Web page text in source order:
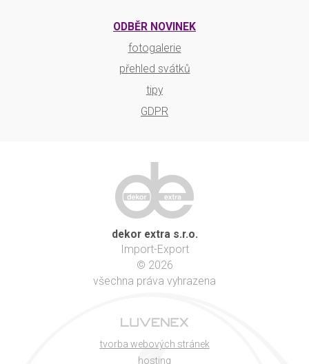
ODBĚR NOVINEK
fotogalerie
přehled svátků
tipy
GDPR
dekor extra s.r.o.
Import-Export
© 2026
všechna práva vyhrazena
tvorba webových stránek
hosting